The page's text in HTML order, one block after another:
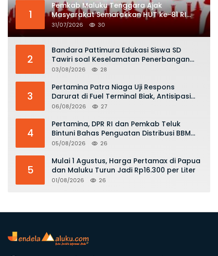
1
Pemkab Maluku Tenggara Ajak
Masyarakat Semarakkan HUT ke-81 RI
dengan Semangat Nasionalisme
31/07/2026 30
2
Bandara Pattimura Edukasi Siswa SD
Tawiri soal Keselamatan Penerbangan
dan Bahaya Bermain Layang-layang di
03/08/2026 28
3
Pertamina Patra Niaga Uji Respons
Darurat di Fuel Terminal Biak, Antisipasi
Risiko Kebakaran dan Tumpahan BBM
06/08/2026 27
4
Pertamina, DPR RI dan Pemkab Teluk
Bintuni Bahas Penguatan Distribusi BBM
dan LPG
05/08/2026 26
5
Mulai 1 Agustus, Harga Pertamax di Papua
dan Maluku Turun Jadi Rp16.300 per Liter
01/08/2026 26